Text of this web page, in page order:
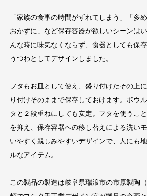
「家族の食事の時間がずれてしまう」「多
おかずに」など保存容器が欲しいシーンは
んな時に味気なくならず、食器としても保
うつわとしてデザインしました。
フタもお皿として使え、盛り付けたその上
り付けそのままで保存しておけます。ボウ
タと２段重ねにしても安定。フタを使うこ
を抑え、保存容器への移し替えによる洗い
いやすく親しみやすいデザインで、人にも
ルなアイテム。
この製品の製造は岐阜県瑞浪市の市原製陶